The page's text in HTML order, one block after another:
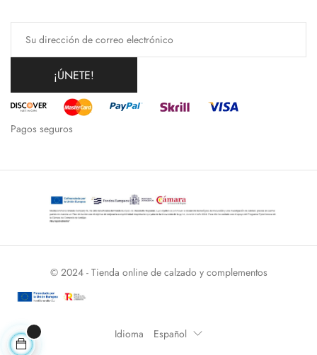
¡ÚNETE!
Pagos seguros
© 2024 - Tienda online de calzado y complementos
Idioma Español